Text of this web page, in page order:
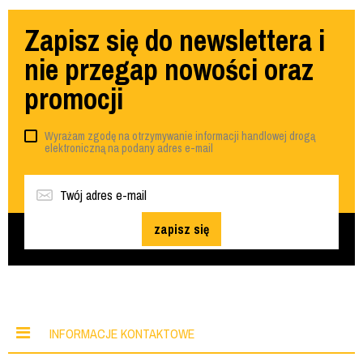
Zapisz się do newslettera i
nie przegap nowości oraz
promocji
Wyrażam zgodę na otrzymywanie informacji handlowej drogą
elektroniczną na podany adres e-mail
zapisz się
INFORMACJE KONTAKTOWE